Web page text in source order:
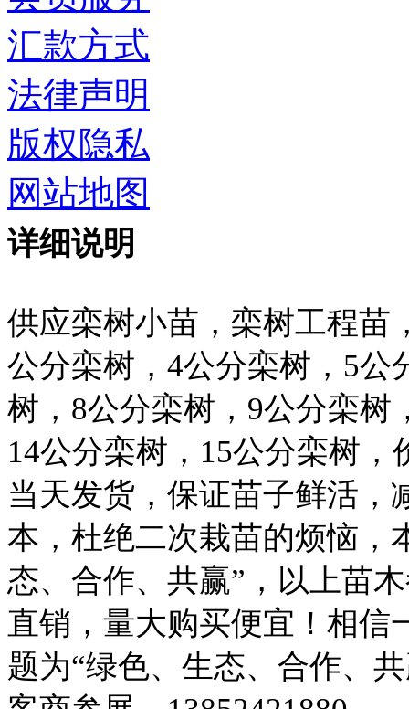
详细说明
供应栾树小苗，栾树工程苗
公分栾树，4公分栾树，5公
树，8公分栾树，9公分栾树
14公分栾树，15公分栾树
当天发货，保证苗子鲜活，
本，杜绝二次栽苗的烦恼，
态、合作、共赢”，以上苗
直销，量大购买便宜！相信
题为“绿色、生态、合作、
汇款方式
法律声明
版权隐私
网站地图